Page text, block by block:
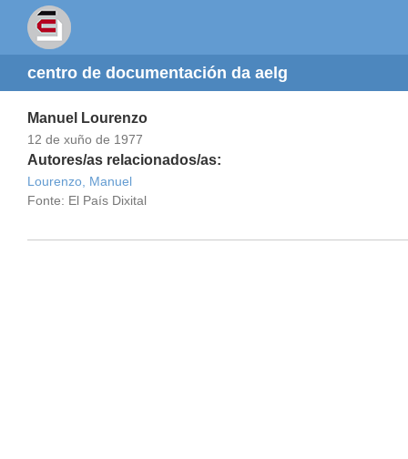
centro de documentación da aelg
Manuel Lourenzo
12 de xuño de 1977
Autores/as relacionados/as:
Lourenzo, Manuel
Fonte: El País Dixital